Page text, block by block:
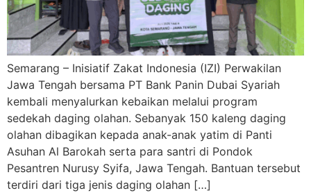
Semarang – Inisiatif Zakat Indonesia (IZI) Perwakilan
Jawa Tengah bersama PT Bank Panin Dubai Syariah
kembali menyalurkan kebaikan melalui program
sedekah daging olahan. Sebanyak 150 kaleng daging
olahan dibagikan kepada anak-anak yatim di Panti
Asuhan Al Barokah serta para santri di Pondok
Pesantren Nurusy Syifa, Jawa Tengah. Bantuan tersebut
terdiri dari tiga jenis daging olahan […]